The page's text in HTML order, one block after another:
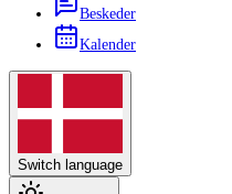
Beskeder
Kalender
Switch language